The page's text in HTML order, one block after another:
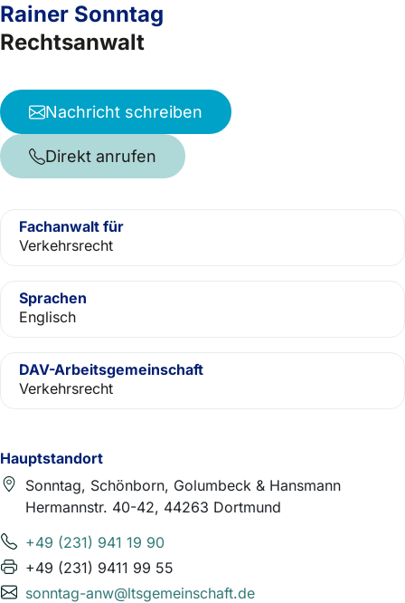
Hauptstandort
Sonntag, Schönborn, Golumbeck & Hansmann
Hermannstr. 40-42, 44263 Dortmund
+49 (231) 941 19 90
+49 (231) 9411 99 55
sonntag-anw@ltsgemeinschaft.de
Rainer Sonntag
Rechtsanwalt
Nachricht schreiben
Direkt anrufen
Fachanwalt für
Verkehrsrecht
Sprachen
Englisch
DAV-Arbeitsgemeinschaft
Verkehrsrecht